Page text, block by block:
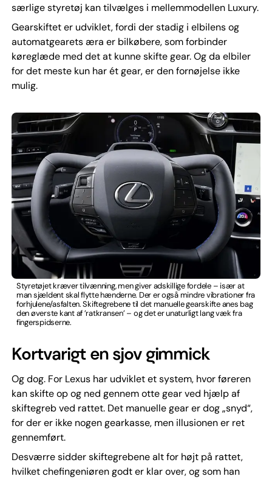
særlige styretøj kan tilvælges i mellemmodellen Luxury.
Gearskiftet er udviklet, fordi der stadig i elbilens og
automatgearets æra er bilkøbere, som forbinder
køreglæde med det at kunne skifte gear. Og da elbiler
for det meste kun har ét gear, er den fornøjelse ikke
mulig.
Styretøjet kræver tilvænning, men giver adskillige fordele – især at
man sjældent skal flytte hænderne. Der er også mindre vibrationer fra
forhjulene/asfalten. Skiftegrebene til det manuelle gearskifte anes bag
den øverste kant af ’ratkransen’ – og det er unaturligt lang væk fra
fingerspidserne.
Kortvarigt en sjov gimmick
Og dog. For Lexus har udviklet et system, hvor føreren
kan skifte op og ned gennem otte gear ved hjælp af
skiftegreb ved rattet. Det manuelle gear er dog „snyd“,
for der er ikke nogen gearkasse, men illusionen er ret
gennemført.
Desværre sidder skiftegrebene alt for højt på rattet,
hvilket chefingeniøren godt er klar over, og som han